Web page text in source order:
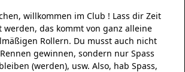
willkommen im Club ! Lass dir Zeit
werden, das kommt von ganz alleine
Rollern. Du musst auch nicht
gewinnen, sondern nur Spass
(werden), usw. Also, hab Spass,